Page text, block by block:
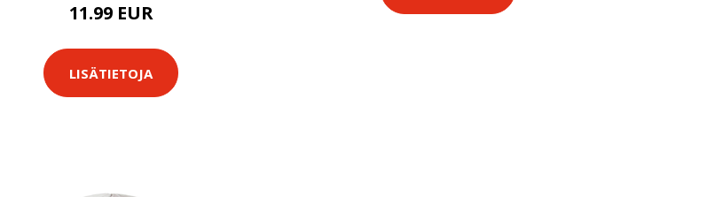
11.99 EUR
LISÄTIETOJA